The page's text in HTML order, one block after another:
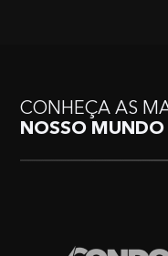
CONHEÇA AS
NOSSO MUNDO